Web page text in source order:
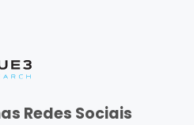
Redes Sociais